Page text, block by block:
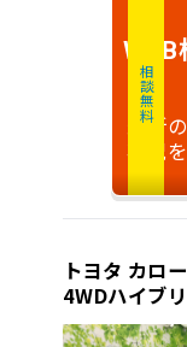
相談無料
WEB
最新
状況
トヨタ カロ
4WDハイブ